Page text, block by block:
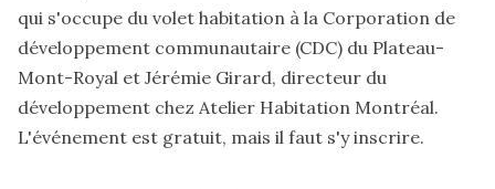
qui s'occupe du volet habitation à la Corporation de
développement communautaire (CDC) du Plateau-
Mont-Royal et Jérémie Girard, directeur du
développement chez Atelier Habitation Montréal.
L'événement est gratuit, mais il faut s'y inscrire.